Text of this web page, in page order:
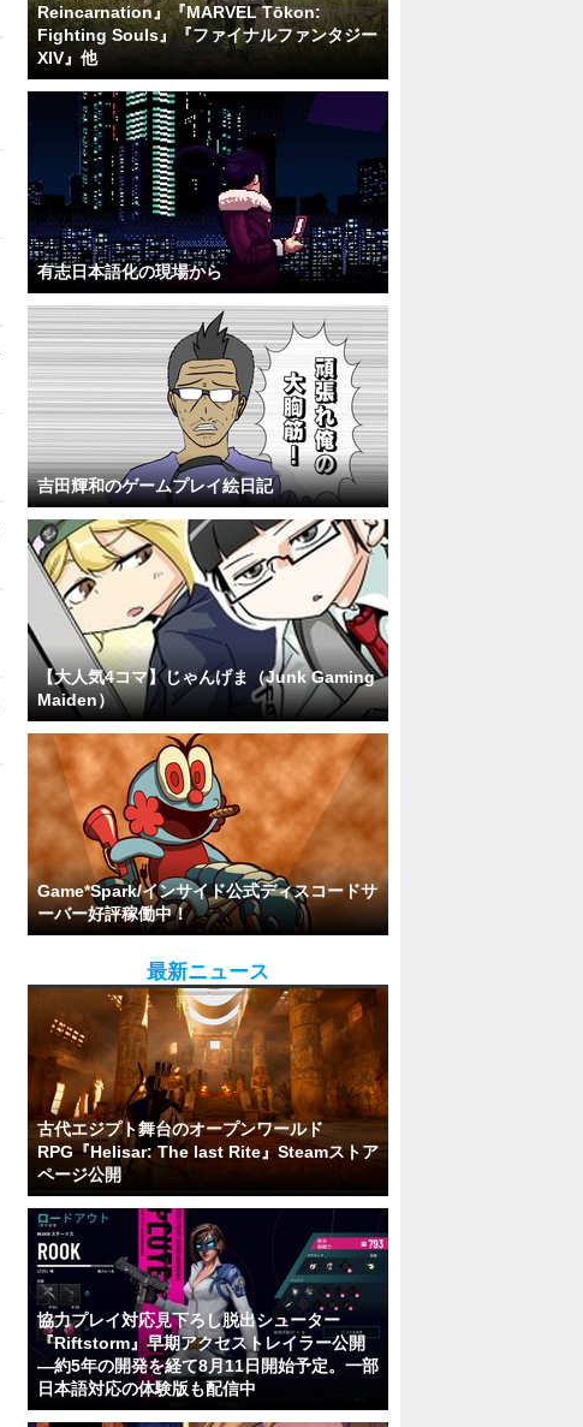
Reincarnation』『MARVEL Tōkon:
Fighting Souls』『ファイナルファンタジー
XIV』他
有志日本語化の現場から
吉田輝和のゲームプレイ絵日記
【大人気4コマ】じゃんげま（Junk Gaming
Maiden）
Game*Spark/インサイド公式ディスコードサ
ーバー好評稼働中！
最新ニュース
古代エジプト舞台のオープンワールド
RPG『Helisar: The last Rite』Steamストア
ページ公開
協力プレイ対応見下ろし脱出シューター
『Riftstorm』早期アクセストレイラー公開
―約5年の開発を経て8月11日開始予定。一部
日本語対応の体験版も配信中